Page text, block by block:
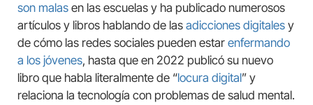
son malas en las escuelas y ha publicado numerosos
artículos y libros hablando de las adicciones digitales y
de cómo las redes sociales pueden estar enfermando
a los jóvenes, hasta que en 2022 publicó su nuevo
libro que habla literalmente de “locura digital” y
relaciona la tecnología con problemas de salud mental.